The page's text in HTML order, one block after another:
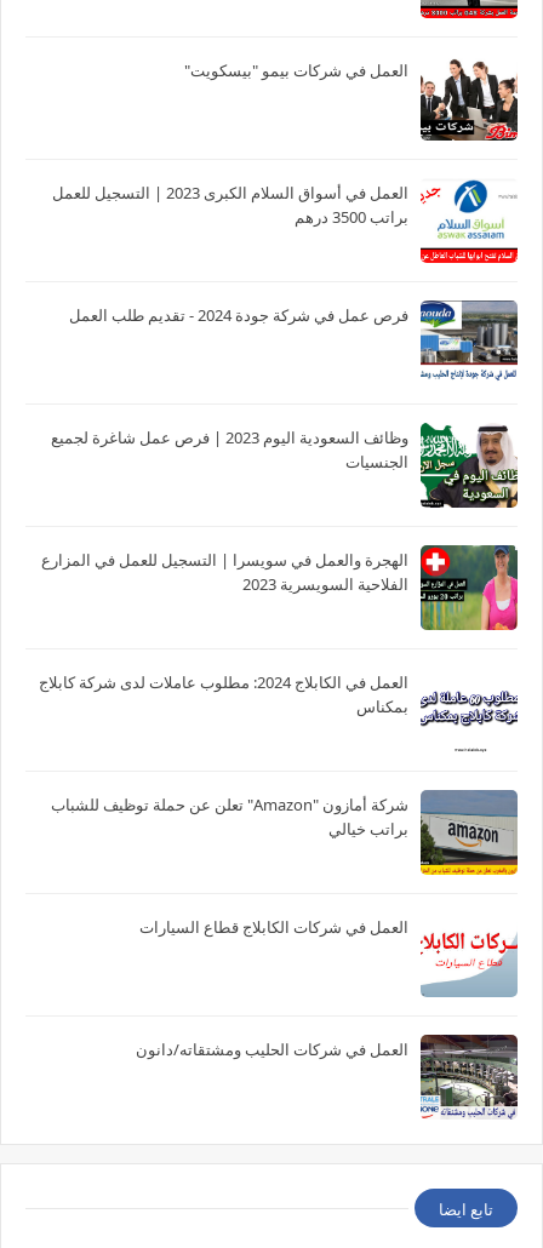
العمل في شركات بيمو "بيسكويت"
العمل في أسواق السلام الكبرى 2023 | التسجيل للعمل
براتب 3500 درهم
فرص عمل في شركة جودة 2024 - تقديم طلب العمل
وظائف السعودية اليوم 2023 | فرص عمل شاغرة لجميع
الجنسيات
الهجرة والعمل في سويسرا | التسجيل للعمل في المزارع
الفلاحية السويسرية 2023
العمل في الكابلاج 2024: مطلوب عاملات لدى شركة كابلاج
بمكناس
شركة أمازون "Amazon" تعلن عن حملة توظيف للشباب
براتب خيالي
العمل في شركات الكابلاج قطاع السيارات
العمل في شركات الحليب ومشتقاته/دانون
تابع ايضا